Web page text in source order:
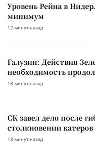
Уровень Рейна в
минимум
12 минут назад
Галузин: Действия
необходимость
13 минут назад
СК завел дело после
столкновении катеров
13 минут назад